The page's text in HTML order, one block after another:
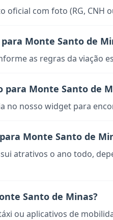
oficial com foto (RG, CNH
Monte Santo de
as regras da viação
para Monte Santo de
no nosso widget para
Monte Santo de
atrativos o ano todo,
Santo de Minas?
ou aplicativos de